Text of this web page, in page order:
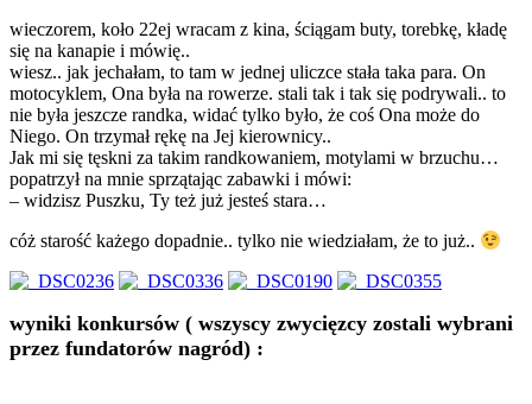
wieczorem, koło 22ej wracam z kina, ściągam buty, torebkę, kładę
się na kanapie i mówię..
wiesz.. jak jechałam, to tam w jednej uliczce stała taka para. On
motocyklem, Ona była na rowerze. stali tak i tak się podrywali.. to
nie była jeszcze randka, widać tylko było, że coś Ona może do
Niego. On trzymał rękę na Jej kierownicy..
Jak mi się tęskni za takim randkowaniem, motylami w brzuchu…
popatrzył na mnie sprzątając zabawki i mówi:
– widzisz Puszku, Ty też już jesteś stara…
cóż starość każego dopadnie.. tylko nie wiedziałam, że to już..
wyniki konkursów ( wszyscy zwycięzcy zostali wybrani
przez fundatorów nagród) :